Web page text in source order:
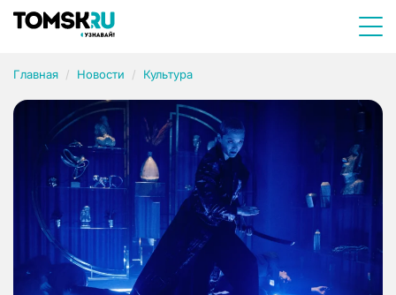
Главная Новости Культура